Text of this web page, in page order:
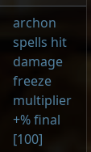
archon
spells hit
damage
freeze
multiplier
+% final
[100]